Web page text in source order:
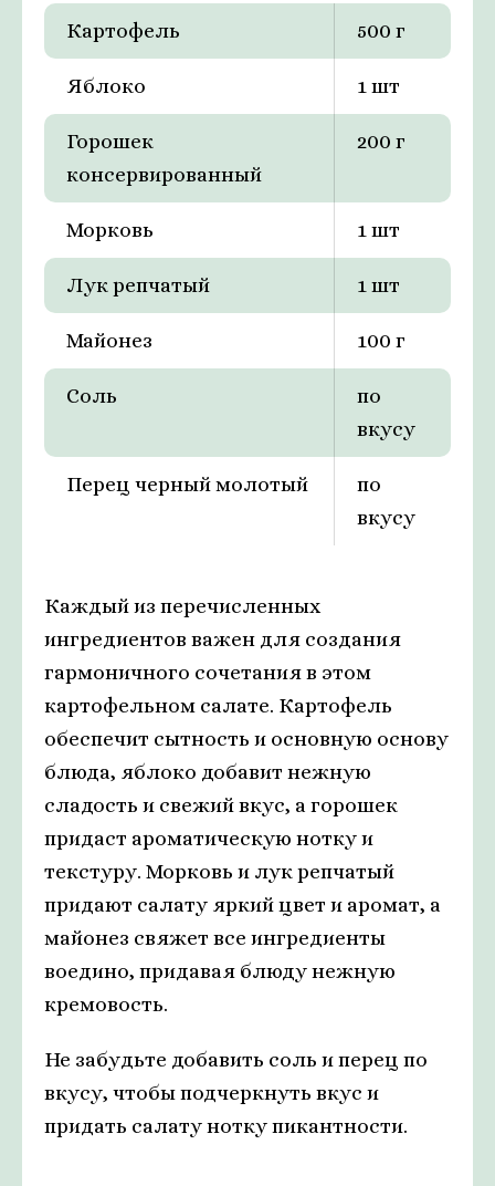
Картофель 500 г
Яблоко 1 шт
Горошек
консервированный
200 г
Морковь 1 шт
Лук репчатый 1 шт
Майонез 100 г
Соль
по
вкусу
Перец черный молотый
по
вкусу
Каждый из перечисленных
ингредиентов важен для создания
гармоничного сочетания в этом
картофельном салате. Картофель
обеспечит сытность и основную основу
блюда, яблоко добавит нежную
сладость и свежий вкус, а горошек
придаст ароматическую нотку и
текстуру. Морковь и лук репчатый
придают салату яркий цвет и аромат, а
майонез свяжет все ингредиенты
воедино, придавая блюду нежную
кремовость.
Не забудьте добавить соль и перец по
вкусу, чтобы подчеркнуть вкус и
придать салату нотку пикантности.